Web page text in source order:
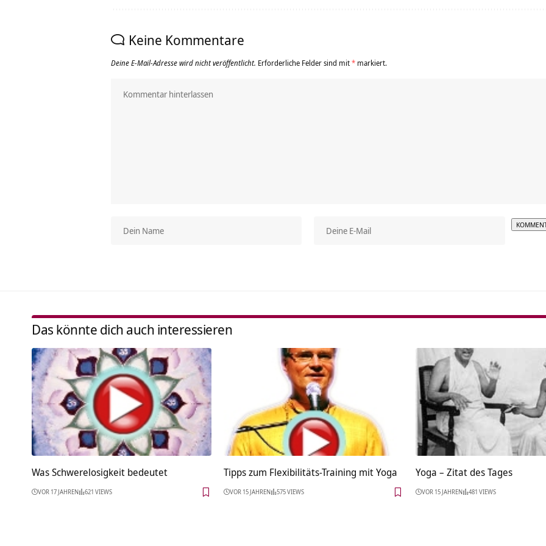
Keine Kommentare
Deine E-Mail-Adresse wird nicht veröffentlicht. Erforderliche Felder sind mit* markiert.
Das könnte dich auch interessieren
Was Schwerelosigkeit bedeutet
VOR 17 JAHREN 621 VIEWS
Tipps zum Flexibilitäts-Training mit Yoga
VOR 15 JAHREN 575 VIEWS
Yoga – Zitat des Tages
VOR 15 JAHREN 481 VIEWS